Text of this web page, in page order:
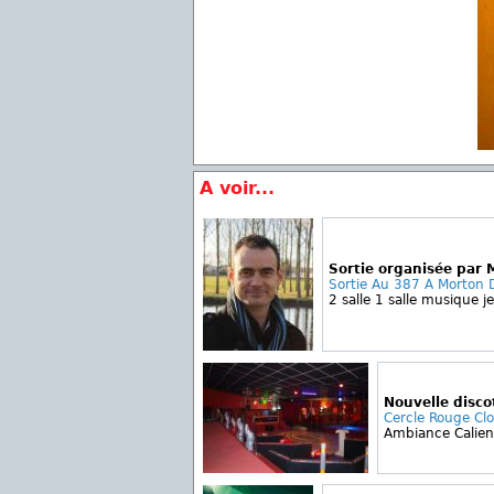
A voir...
Sortie organisée par
Sortie Au 387 A Morton
2 salle 1 salle musique
Nouvelle
Cercle Rouge
Ambiance